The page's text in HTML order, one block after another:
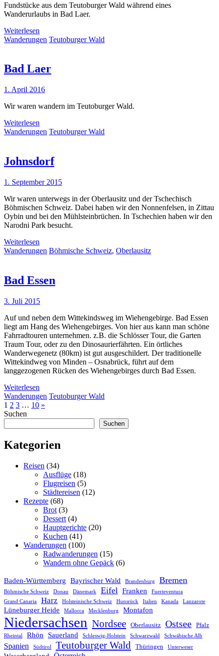
Fundstücke aus dem Teutoburger Wald während eines
Wanderurlaubs in Bad Laer.
Weiterlesen
Wanderungen Teutoburger Wald
Bad Laer
1. April 2016
Wir waren wandern im Teutoburger Wald.
Weiterlesen
Wanderungen Teutoburger Wald
Johnsdorf
1. September 2015
Wir waren unterwegs in der Oberlausitz und der Tschechisch
Böhmischen Schweiz. Dabei haben wir den Nonnenfelsen, in Zittau
Oybin und bei den Mühlsteinbrüchen. In Tschechien haben wir den
Narodni Park besucht.
Weiterlesen
Wanderungen Böhmische Schweiz, Oberlausitz
Bad Essen
3. Juli 2015
Auf und neben dem Wittekindsweg im Wiehengebirge. Bad Essen
liegt am Hang des Wiehengebirges. Von hier aus kann man schöne
Fahrradtouren unternehmen. z.B. die Schlösser Tour, die Garten
Traum Tour, oder zu den Dinosaurierfährten. Ein örtliches
Wanderwegenetz (80km) ist gut ausgeschildert. Der traditionelle
Wittekindweg von Minden – Osnabrück, führt auf dem
langgezogenen Rücken des Wiehengebirges durch Bad Essen.
Weiterlesen
Wanderungen Teutoburger Wald
1 2 3 … 10 »
Suchen
Suchen
Kategorien
Reisen (34)
Ausflüge (18)
Flugreisen (5)
Städtereisen (12)
Rezepte (68)
Brot (3)
Dessert (4)
Hauptgerichte (20)
Kuchen (41)
Wanderungen (100)
Radwanderungen (15)
Wandern ohne Gepäck (6)
Baden-Württemberg Bayrischer Wald Brandenburg Bremen
Böhmische Schweiz Donau Dänemark Eifel Franken
Fuerteventura
Grand Canaria
Harz Holsteinische Schweiz Hunsrück Italien Kanada Lanzarote
Lüneburger Heide Mallorca Mecklenburg Montafon
Niedersachsen Nordsee Oberlausitz Ostsee Pfalz
Rheintal Rhön Sauerland Schleswig-Holstein Schwarzwald Schwäbische Alb
Spanien Südtirol Teutoburger Wald Thüringen Unterweser